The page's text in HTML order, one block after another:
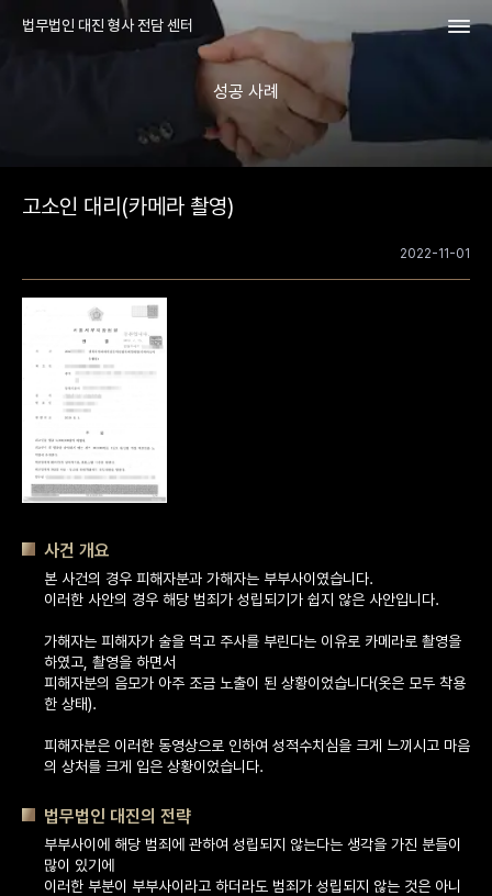
법무법인 대진 형사 전담 센터
성공 사례
고소인 대리(카메라 촬영)
2022-11-01
사건 개요
본 사건의 경우 피해자분과 가해자는 부부사이였습니다.
이러한 사안의 경우 해당 범죄가 성립되기가 쉽지 않은 사안입니다.
가해자는 피해자가 술을 먹고 주사를 부린다는 이유로 카메라로 촬영을
하였고, 촬영을 하면서
피해자분의 음모가 아주 조금 노출이 된 상황이었습니다(옷은 모두 착용
한 상태).
피해자분은 이러한 동영상으로 인하여 성적수치심을 크게 느끼시고 마음
의 상처를 크게 입은 상황이었습니다.
법무법인 대진의 전략
부부사이에 해당 범죄에 관하여 성립되지 않는다는 생각을 가진 분들이
많이 있기에
이러한 부분이 부부사이라고 하더라도 범죄가 성립되지 않는 것은 아니